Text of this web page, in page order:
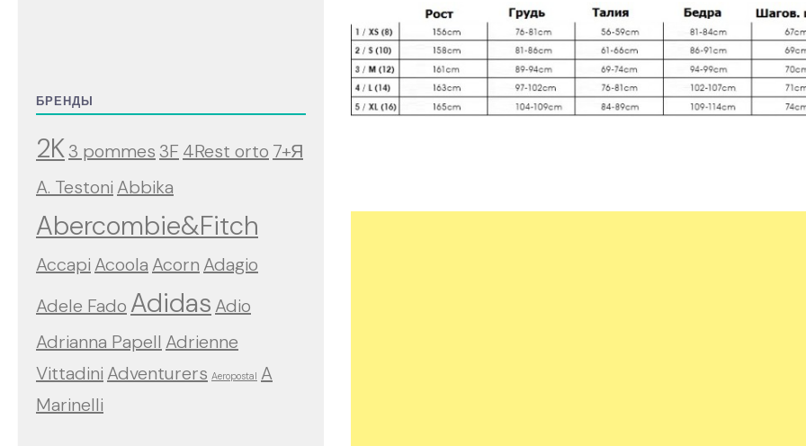
БРЕНДЫ
2K3 pommes3F 4Rest orto 7+Я
A. Testoni Abbika
Abercombie&Fitch
Accapi Acoola Acorn Adagio
Adele Fado Adidas Adio
Adrianna Papell Adrienne
Vittadini Adventurers Aeropostal A
Marinelli